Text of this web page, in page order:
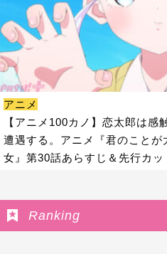
アニメ
【アニメ100カノ】恋太郎は感
遭遇する。アニメ『君のこと
女』第30話あらすじ＆先行カッ
Ranking